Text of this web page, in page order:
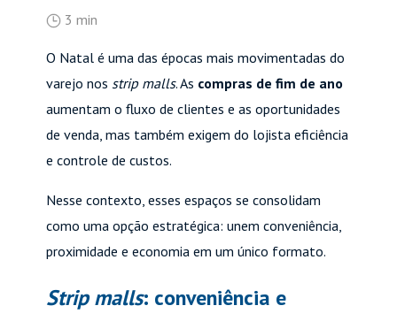
3 min
O Natal é uma das épocas mais movimentadas do
varejo nos strip malls. As compras de fim de ano
aumentam o fluxo de clientes e as oportunidades
de venda, mas também exigem do lojista eficiência
e controle de custos.
Nesse contexto, esses espaços se consolidam
como uma opção estratégica: unem conveniência,
proximidade e economia em um único formato.
Strip malls: conveniência e